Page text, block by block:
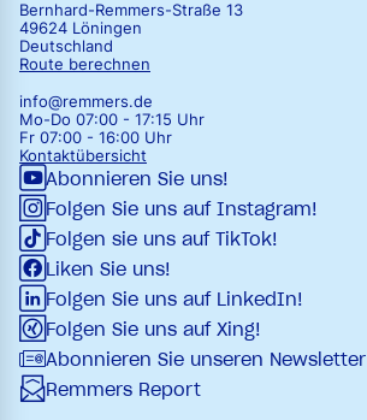
Bernhard-Remmers-Straße 13
49624 Löningen
Deutschland
Route berechnen
info@remmers.de
Mo-Do 07:00 - 17:15 Uhr
Fr 07:00 - 16:00 Uhr
Kontaktübersicht
Abonnieren Sie uns!
Folgen Sie uns auf Instagram!
Folgen sie uns auf TikTok!
Liken Sie uns!
Folgen Sie uns auf LinkedIn!
Folgen Sie uns auf Xing!
Abonnieren Sie unseren Newsletter
Remmers Report